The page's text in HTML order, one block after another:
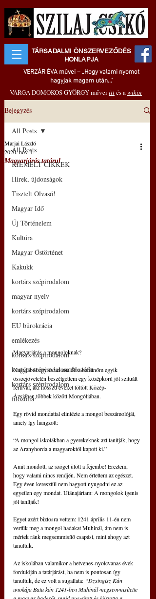
TÁRSADALMI ÖNSZERVEZŐDÉS
HONLAPJA
VERZÁR ÉVA művei – „Hogy valami nyomot
hagyjak magam után..."
VARGA DOMOKOS GYÖRGY művei ittés awikin
Bejegyzés
All Posts
KIEMELT CIKKEK
Hírek, újdonságok
Tisztelt Olvasó!
Magyar Idő
Új Történelem
Kultúra
Magyar Őstörténet
Kakukk
kortárs szépirodalom
magyar nyelv
kortárs szépirodalom
EU bürokrácia
emlékezés
kortárs szépirodalom
kortárs szépirodalom filozófia
kortárs szépirodalom
filozófia
All Posts
Magyarjárás tatárul
Marjai László
2020. nov. 1.
Magyarjárás a mongoloknak?
Nagyjából egy évvel ezelőtt a barátnőm egyik
összejövetelén beszélgettem egy középkorú jól szituált
férfival, aki hosszú éveket töltött Közép-
Ázsiában,többek között Mongóliában.
Egy rövid mondattal elintézte a mongol beszámolóját,
amely így hangzott:
“A mongol iskolákban a gyerekeknek azt tanítják, hogy
az Aranyhorda a magyaroktól kapott ki.”
Amit mondott, az szöget ütött a fejembe! Éreztem,
hogy valami nincs rendjén. Nem értettem az egészet.
Egy éven keresztül nem hagyott nyugodni ez az
egyetlen egy mondat. Utánajártam: A mongolok igenis
jól tanítják!
Egyet azért biztosra vettem: 1241 április 11-én nem
vertük meg a mongol hadakat Muhinál, ám nem is
mértek ránk megsemmisítő csapást, mint ahogy azt
tanultuk.
Az iskolában valamikor a hetvenes-nyolcvanas évek
fordulóján a tatárjárást, ha nem is pontosan így
tanultuk, de ez volt a sugallata: “Dzsingisz Kán
unokája Batu kán 1241-ben Muhinál megsemmisítette